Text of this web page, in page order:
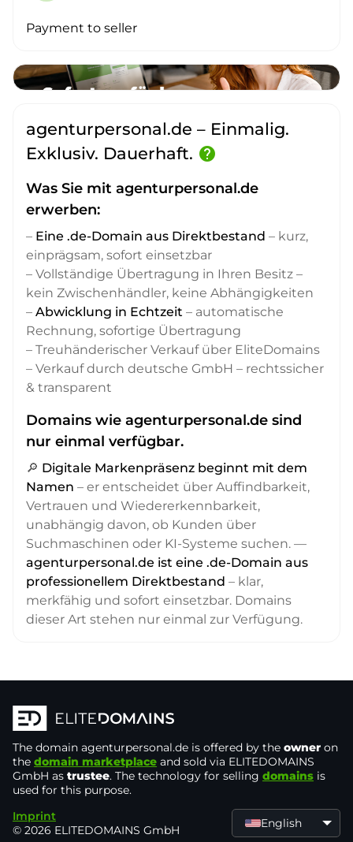
Payment to seller
agenturpersonal.de – Einmalig.
Exklusiv. Dauerhaft. help
Was Sie mit agenturpersonal.de
erwerben:
– Eine .de-Domain aus Direktbestand – kurz,
einprägsam, sofort einsetzbar
– Vollständige Übertragung in Ihren Besitz –
kein Zwischenhändler, keine Abhängigkeiten
– Abwicklung in Echtzeit – automatische
Rechnung, sofortige Übertragung
– Treuhänderischer Verkauf über EliteDomains
– Verkauf durch deutsche GmbH – rechtssicher
& transparent
Domains wie agenturpersonal.de sind
nur einmal verfügbar.
🔎 Digitale Markenpräsenz beginnt mit dem
Namen – er entscheidet über Auffindbarkeit,
Vertrauen und Wiedererkennbarkeit,
unabhängig davon, ob Kunden über
Suchmaschinen oder KI-Systeme suchen. —
agenturpersonal.de ist eine .de-Domain aus
professionellem Direktbestand – klar,
merkfähig und sofort einsetzbar. Domains
dieser Art stehen nur einmal zur Verfügung.
The domain agenturpersonal.de is offered by the owner on
the domain marketplace and sold via ELITEDOMAINS
GmbH as trustee. The technology for selling domains is
used for this purpose.
Imprint
© 2026 ELITEDOMAINS GmbH
English